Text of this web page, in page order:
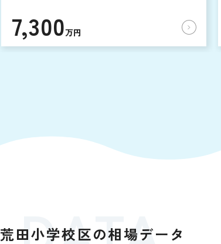
7,300万円
荒田小学校区の相場データ